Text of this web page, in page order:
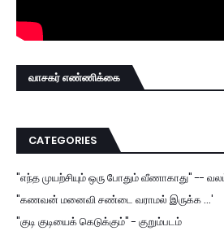
வாசகர் எண்ணிக்கை
CATEGORIES
"எந்த முயற்சியும் ஒரு போதும் வீணாகாது" --
"கணவன் மனைவி சண்டை வராமல் இருக்க ...'
"குடி குடியைக் கெடுக்கும்" - குறும்படம்